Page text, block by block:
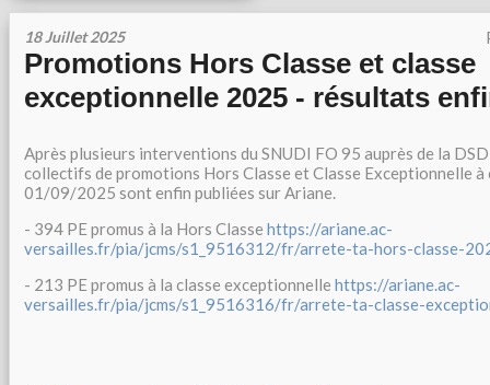
18 Juillet 2025
Promotions Hors Classe et classe
exceptionnelle 2025 - résultats
Après plusieurs interventions du SNUDI FO 95 auprès de la
collectifs de promotions Hors Classe et Classe Exceptionnelle à
01/09/2025 sont enfin publiées sur Ariane.
- 394 PE promus à la Hors Classe https://ariane.ac-
versailles.fr/pia/jcms/s1_9516312/fr/arrete-ta-hors-classe-
- 213 PE promus à la classe exceptionnelle https://ariane.ac-
versailles.fr/pia/jcms/s1_9516316/fr/arrete-ta-classe-